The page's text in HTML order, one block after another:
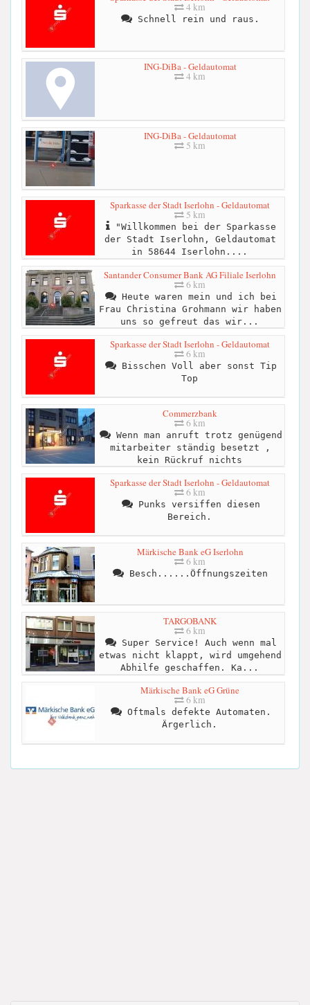
4 km
Schnell rein und raus.
ING-DiBa - Geldautomat
4 km
ING-DiBa - Geldautomat
5 km
Sparkasse der Stadt Iserlohn - Geldautomat
5 km
"Willkommen bei der Sparkasse
der Stadt Iserlohn, Geldautomat
in 58644 Iserlohn....
Santander Consumer Bank AG Filiale Iserlohn
6 km
Heute waren mein und ich bei
Frau Christina Grohmann wir haben
uns so gefreut das wir...
Sparkasse der Stadt Iserlohn - Geldautomat
6 km
Bisschen Voll aber sonst Tip
Top
Commerzbank
6 km
Wenn man anruft trotz genügend
mitarbeiter ständig besetzt ,
kein Rückruf nichts
Sparkasse der Stadt Iserlohn - Geldautomat
6 km
Punks versiffen diesen
Bereich.
Märkische Bank eG Iserlohn
6 km
Besch......Öffnungszeiten
TARGOBANK
6 km
Super Service! Auch wenn mal
etwas nicht klappt, wird umgehend
Abhilfe geschaffen. Ka...
Märkische Bank eG Grüne
6 km
Oftmals defekte Automaten.
Ärgerlich.